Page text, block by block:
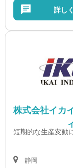
詳し
株式会社イカ
短期的な生産変動
静岡